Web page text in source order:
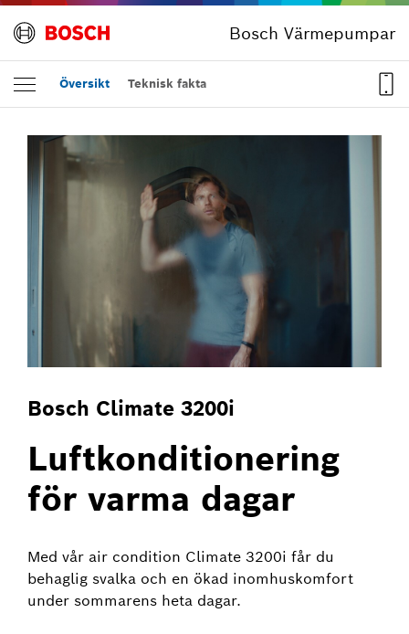
Bosch Värmepumpar
Översikt Teknisk fakta
Bosch Climate 3200i
Luft­konditionering
för varma dagar
Med vår air condition Climate 3200i får du
behaglig svalka och en ökad inomhus­komfort
under sommarens heta dagar.